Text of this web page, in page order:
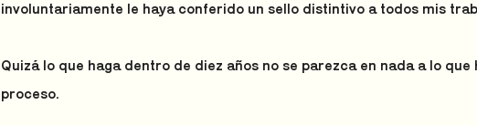
involuntariamente le haya conferido un sello distintivo a todos mis
Quizá lo que haga dentro de diez años no se parezca en nada a lo que
proceso.